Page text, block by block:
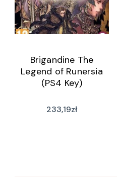
Brigandine The
Legend of Runersia
(PS4 Key)
233,19zł